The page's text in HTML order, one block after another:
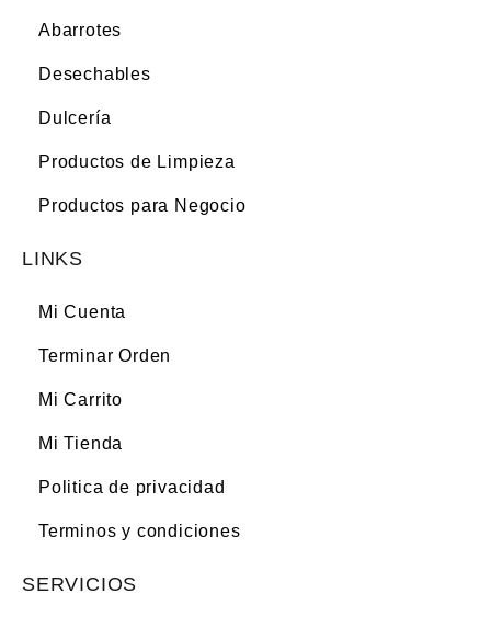
Abarrotes
Desechables
Dulcería
Productos de Limpieza
Productos para Negocio
LINKS
Mi Cuenta
Terminar Orden
Mi Carrito
Mi Tienda
Politica de privacidad
Terminos y condiciones
SERVICIOS